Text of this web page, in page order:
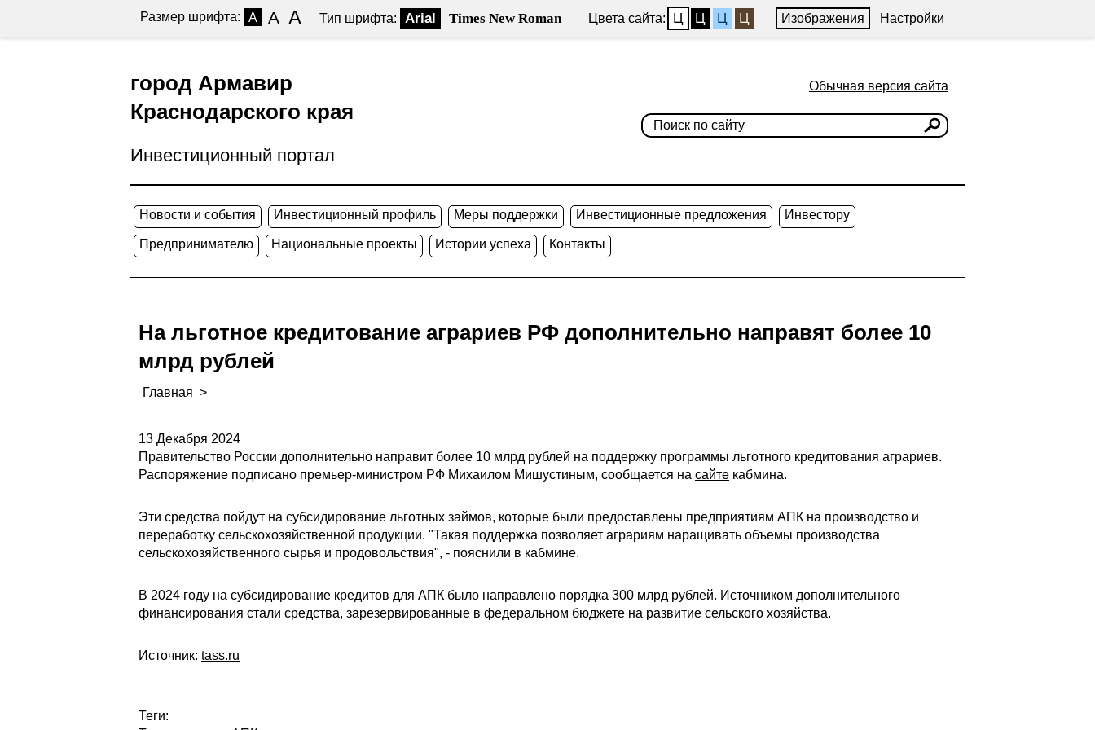
Размер шрифта: A A A Тип шрифта: Arial Times New Roman Цвета сайта: Ц Ц Ц Ц Изображения Настройки
город Армавир
Краснодарского края
Инвестиционный портал
Обычная версия сайта
Новости и события Инвестиционный профиль Меры поддержки Инвестиционные предложения Инвестору
Предпринимателю Национальные проекты Истории успеха Контакты
На льготное кредитование аграриев РФ дополнительно направят более 10
млрд рублей
Главная >
13 Декабря 2024
Правительство России дополнительно направит более 10 млрд рублей на поддержку программы льготного кредитования аграриев.
Распоряжение подписано премьер-министром РФ Михаилом Мишустиным, сообщается на сайте кабмина.
Эти средства пойдут на субсидирование льготных займов, которые были предоставлены предприятиям АПК на производство и
переработку сельскохозяйственной продукции. "Такая поддержка позволяет аграриям наращивать объемы производства
сельскохозяйственного сырья и продовольствия", - пояснили в кабмине.
В 2024 году на субсидирование кредитов для АПК было направлено порядка 300 млрд рублей. Источником дополнительного
финансирования стали средства, зарезервированные в федеральном бюджете на развитие сельского хозяйства.
Источник: tass.ru
Теги: